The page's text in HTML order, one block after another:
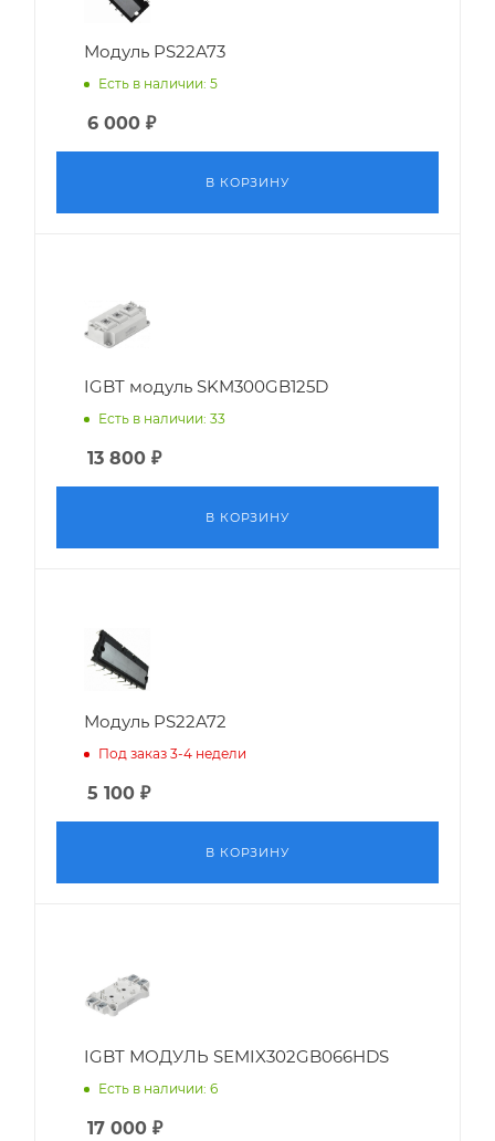
Модуль PS22A73
Есть в наличии: 5
6 000 ₽
В КОРЗИНУ
IGBT модуль SKM300GB125D
Есть в наличии: 33
13 800 ₽
В КОРЗИНУ
Модуль PS22A72
Под заказ 3-4 недели
5 100 ₽
В КОРЗИНУ
IGBT МОДУЛЬ SEMIX302GB066HDS
Есть в наличии: 6
17 000 ₽